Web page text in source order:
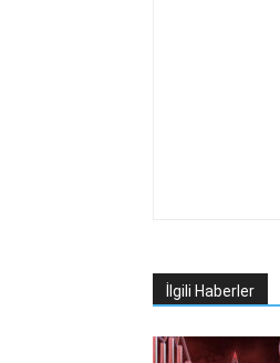
İlgili Haberler